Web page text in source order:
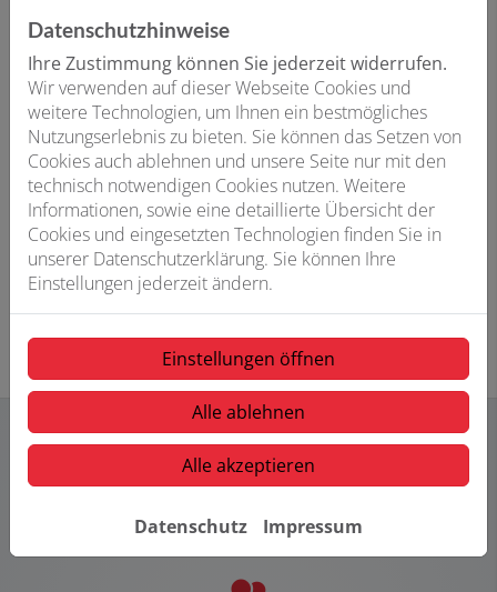
Plattenheizkörper
Der beliebteste und flexibelste
Heizkörper, da er in vielen Formen und
Designs verfügbar ist. Je nach Bauweise
finden 50–70 % der Wärmeübertragung
durch Strahlungswärme statt.
Ihre Vorteile
Datenschutzhinweise
Ihre Zustimmung können Sie jederzeit widerrufen.
Wir verwenden auf dieser Webseite Cookies und
weitere Technologien, um Ihnen ein bestmögliches
Nutzungserlebnis zu bieten. Sie können das Setzen von
Cookies auch ablehnen und unsere Seite nur mit den
technisch notwendigen Cookies nutzen. Weitere
Informationen, sowie eine detaillierte Übersicht der
Cookies und eingesetzten Technologien finden Sie in
unserer Datenschutzerklärung. Sie können Ihre
Einstellungen jederzeit ändern.
Einstellungen öffnen
Alle ablehnen
Alle akzeptieren
Datenschutz Impressum